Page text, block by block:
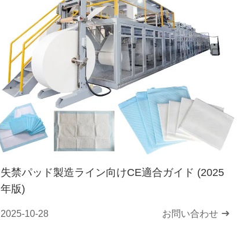
失禁パッド製造ライン向けCE適合ガイド (2025
年版)
2025-10-28 お問い合わせ